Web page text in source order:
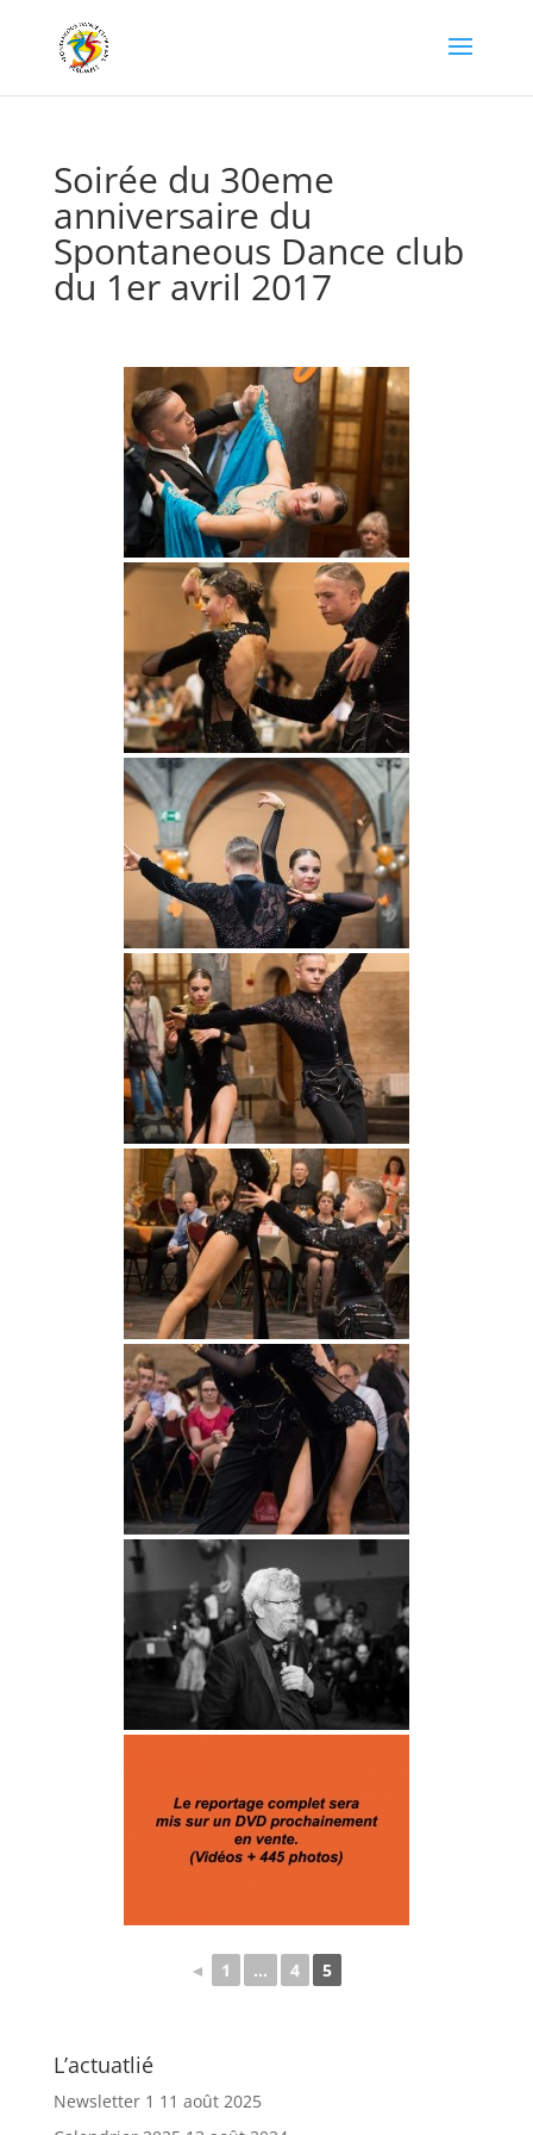
Soirée du 30eme
anniversaire du
Spontaneous Dance club
du 1er avril 2017
◄ 1 ... 4 5
L’actuatlié
Newsletter 1 11 août 2025